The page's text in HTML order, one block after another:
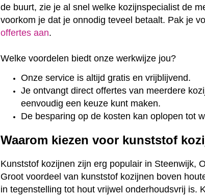
de buurt, zie je al snel welke kozijnspecialist de
voorkom je dat je onnodig teveel betaalt. Pak je
offertes aan.
Welke voordelen biedt onze werkwijze jou?
Onze service is altijd gratis en vrijblijvend.
Je ontvangt direct offertes van meerdere
eenvoudig een keuze kunt maken.
De besparing op de kosten kan oplopen tot
Waarom kiezen voor kunststof
Kunststof kozijnen zijn erg populair in Steenwijk,
Groot voordeel van kunststof kozijnen boven
in tegenstelling tot hout vrijwel onderhoudsvrij is.